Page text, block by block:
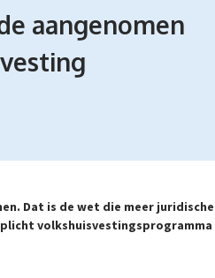
aangenomen
Dat is de wet die meer juridische
volkshuisvestingsprogramma